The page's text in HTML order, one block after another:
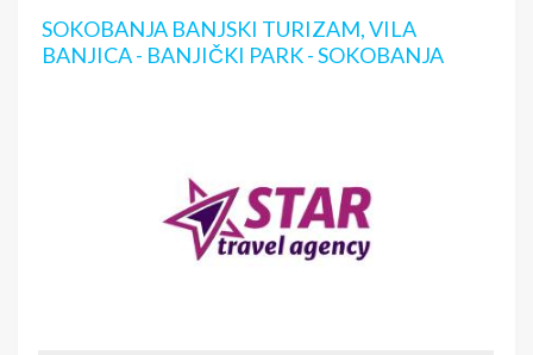
SOKOBANJA BANJSKI TURIZAM, VILA
BANJICA - BANJIČKI PARK - SOKOBANJA